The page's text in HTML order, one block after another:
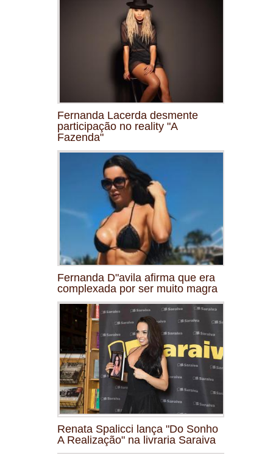
Fernanda Lacerda desmente
participação no reality "A
Fazenda"
Fernanda D"avila afirma que era
complexada por ser muito magra
Renata Spalicci lança "Do Sonho
A Realização" na livraria Saraiva